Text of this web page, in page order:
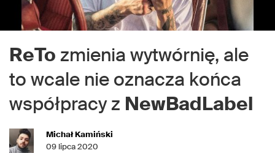
ReTo zmienia wytwórnię, ale
to wcale nie oznacza końca
współpracy z NewBadLabel
Michał Kamiński
09 lipca 2020